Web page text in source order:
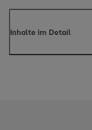
Inhalte im Detail